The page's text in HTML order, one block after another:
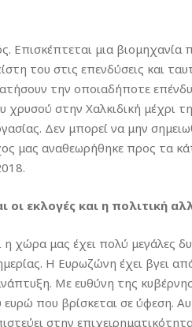
Επισκέπτεται μια βιομηχανία
του στις επενδύσεις και
την οποιαδήποτε
στην Χαλκιδική μέχρι
Δεν μπορεί να μην
μας αναθεωρήθηκε προς τα
οι εκλογές και η πολιτική
η χώρα μας έχει πολύ μεγάλες
Η Ευρωζώνη έχει βγει
Με ευθύνη της
που βρίσκεται σε ύφεση.
στην